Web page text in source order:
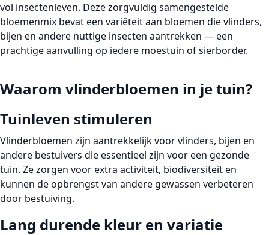
vol insectenleven. Deze zorgvuldig samengestelde
bloemenmix bevat een variëteit aan bloemen die vlinders,
bijen en andere nuttige insecten aantrekken — een
prachtige aanvulling op iedere moestuin of sierborder.
Waarom vlinderbloemen in je tuin?
Tuinleven stimuleren
Vlinderbloemen zijn aantrekkelijk voor vlinders, bijen en
andere bestuivers die essentieel zijn voor een gezonde
tuin. Ze zorgen voor extra activiteit, biodiversiteit en
kunnen de opbrengst van andere gewassen verbeteren
door bestuiving.
Lang durende kleur en variatie